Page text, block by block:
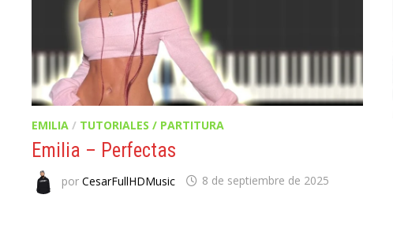
EMILIA / TUTORIALES / PARTITURA
Emilia – Perfectas
porCesarFullHDMusic 8 de septiembre de 2025